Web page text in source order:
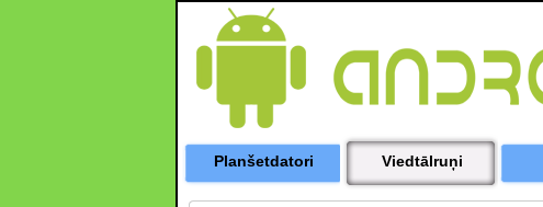
Planšetdatori Viedtālruņi